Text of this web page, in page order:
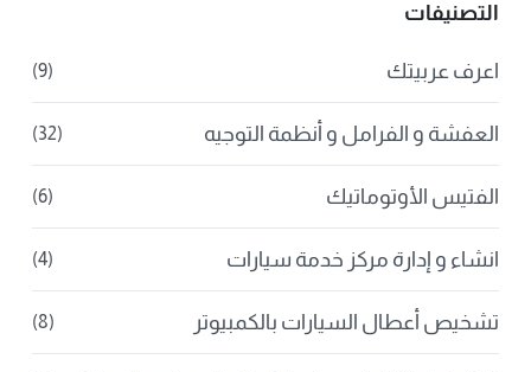
التصنيفات
اعرف عربيتك (9)
العفشة و الفرامل و أنظمة التوجيه (32)
الفتيس الأوتوماتيك (6)
انشاء و إدارة مركز خدمة سيارات (4)
تشخيص أعطال السيارات بالكمبيوتر (8)